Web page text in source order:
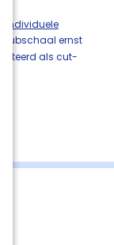
Individuele
subschaal ernst
als cut-